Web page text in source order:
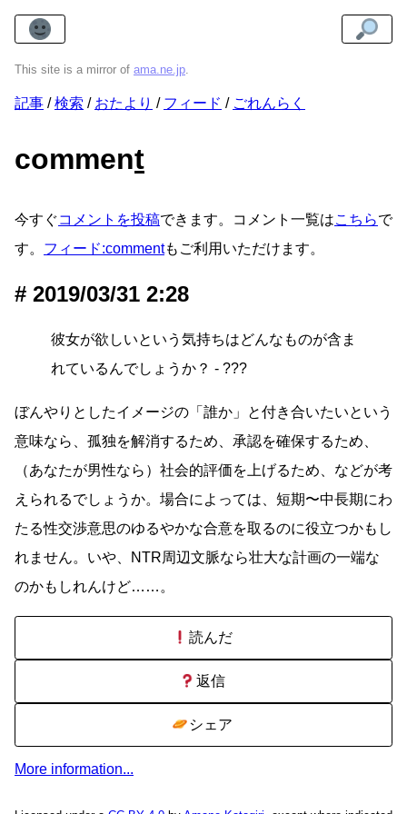
This site is a mirror of ama.ne.jp.
記事 検索 おたより フィード ごれんらく
comment
今すぐコメントを投稿できます。コメント一覧はこちらで
す。 フィード:commentもご利用いただけます。
2019/03/31 2:28
彼女が欲しいという気持ちはどんなものが含ま
れているんでしょうか？ - ???
ぼんやりとしたイメージの「誰か」と付き合いたいという
意味なら、孤独を解消するため、承認を確保するため、
（あなたが男性なら）社会的評価を上げるため、などが考
えられるでしょうか。場合によっては、短期〜中長期にわ
たる性交渉意思のゆるやかな合意を取るのに役立つかもし
れません。いや、NTR周辺文脈なら壮大な計画の一端な
のかもしれんけど……。
読んだ
返信
シェア
More information...